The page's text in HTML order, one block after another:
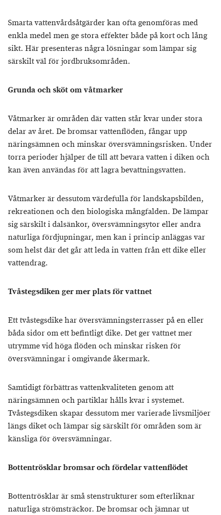
Smarta vattenvårdsåtgärder kan ofta genomföras med
enkla medel men ge stora effekter både på kort och lång
sikt. Här presenteras några lösningar som lämpar sig
särskilt väl för jordbruksområden.
Grunda och sköt om våtmarker
Våtmarker är områden där vatten står kvar under stora
delar av året. De bromsar vattenflöden, fångar upp
näringsämnen och minskar översvämningsrisken. Under
torra perioder hjälper de till att bevara vatten i diken och
kan även användas för att lagra bevattningsvatten.
Våtmarker är dessutom värdefulla för landskapsbilden,
rekreationen och den biologiska mångfalden. De lämpar
sig särskilt i dalsänkor, översvämningsytor eller andra
naturliga fördjupningar, men kan i princip anläggas var
som helst där det går att leda in vatten från ett dike eller
vattendrag.
Tvåstegsdiken ger mer plats för vattnet
Ett tvåstegsdike har översvämningsterrasser på en eller
båda sidor om ett befintligt dike. Det ger vattnet mer
utrymme vid höga flöden och minskar risken för
översvämningar i omgivande åkermark.
Samtidigt förbättras vattenkvaliteten genom att
näringsämnen och partiklar hålls kvar i systemet.
Tvåstegsdiken skapar dessutom mer varierade livsmiljöer
längs diket och lämpar sig särskilt för områden som är
känsliga för översvämningar.
Bottentrösklar bromsar och fördelar vattenflödet
Bottentrösklar är små stenstrukturer som efterliknar
naturliga strömsträckor. De bromsar och jämnar ut